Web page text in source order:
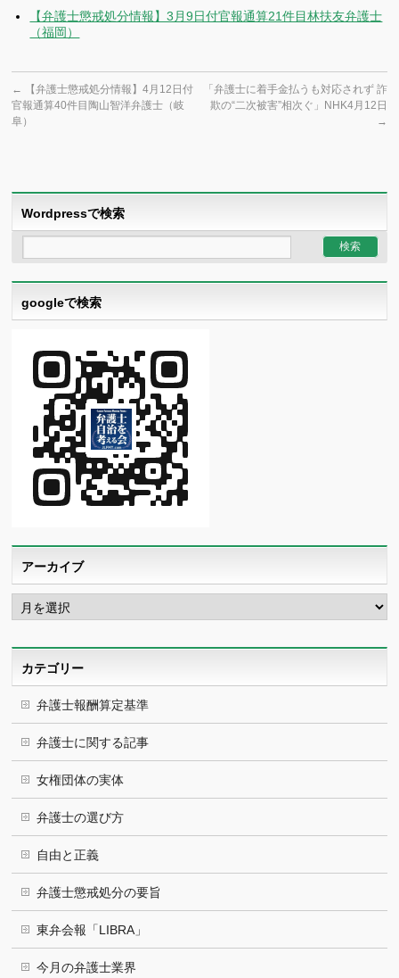
【弁護士懲戒処分情報】3月9日付官報通算21件目林扶友弁護士
（福岡）
←
【弁護士懲戒処分情報】4月12日付
官報通算40件目陶山智洋弁護士（岐
阜）
「弁護士に着手金払うも対応されず 詐
欺の“二次被害”相次ぐ」NHK4月12日
→
Wordpressで検索
googleで検索
アーカイブ
ア
ー
カ
カテゴリー
弁護士報酬算定基準
弁護士に関する記事
女権団体の実体
弁護士の選び方
自由と正義
弁護士懲戒処分の要旨
東弁会報「LIBRA」
今月の弁護士業界